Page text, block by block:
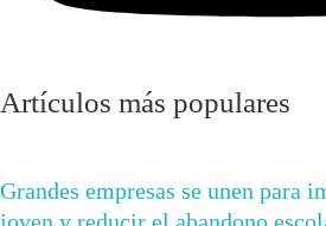
Artículos más populares
Grandes empresas se unen para